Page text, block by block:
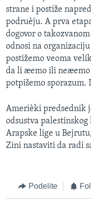
INTERVJU
strane i postiže
podruèju. A prva
dogovor o
odnosi na
postižemo veoma
da li æemo ili
potpišemo sporazum.
Amerièki predsednik
odsustva
Arapske lige u
Zini nastaviti da radi
Podelite